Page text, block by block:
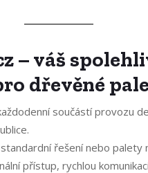
– váš
dřevěné
součástí provozu
řešení nebo palety
přístup, rychlou